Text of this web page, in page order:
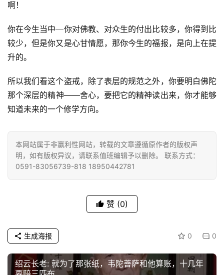
资
八
点
音
高
访
谈
心
专
啊！
你在今生当中─你对佛教、对众生的付出比较多，你得到比
较少，但是你又是心甘情愿，那你今生的福报，是向上在提
升的。
所以我们看这个盗戒，除了表层的规范之外，你要明白佛陀
那个深层的精神——舍心，要把它的精神读出来，你才能够
知道未来的一个修学方向。
本网站属于非赢利性网站，转载的文章遵循原作者的版权声
明，如有版权异议，请联系值班编辑予以删除。 联系方式：
0591-83056739-818 18950442781
赞 (0)
0 0
生成海报
绍云长老: 就为了那张纸，韦陀菩萨和他算账，十几年